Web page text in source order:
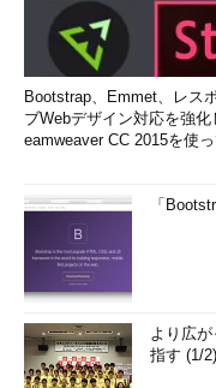
Bootstrap、Emmet、レス
ブWebデザイン対応を強化
eamweaver CC 2015を使
「
より広
指す (1/2)